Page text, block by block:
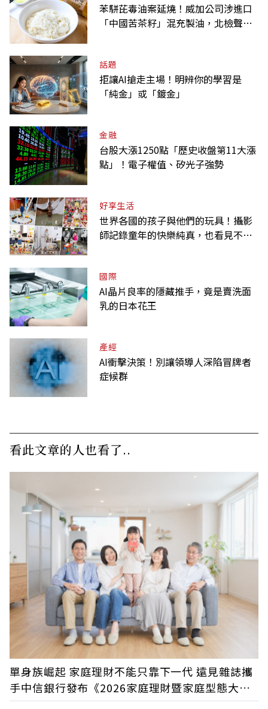
苯駢芘毒油案延燒！威加公司涉進口
「中國苦茶籽」混充製油，北檢聲押2
話題
拒讓AI搶走主場！明辨你的學習是
「純金」或「鍍金」
金融
台股大漲1250點「歷史收盤第11大漲
點」！電子權值、矽光子強勢
好享生活
世界各國的孩子與他們的玩具！攝影
師記錄童年的快樂純真，也看見不同
國際
AI晶片良率的隱藏推手，竟是賣洗面
乳的日本花王
產經
AI衝擊決策！別讓領導人深陷冒牌者
症候群
看此文章的人也看了..
單身族崛起 家庭理財不能只靠下一代 遠見雜誌攜
手中信銀行發布《2026家庭理財暨家庭型態大調
查》